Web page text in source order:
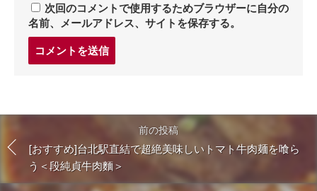
次回のコメントで使用するためブラウザーに自分の
名前、メールアドレス、サイトを保存する。
る
前の投稿
[おすすめ]台北駅直結で超絶美味しいトマト牛肉麺を喰ら
う＜段純貞牛肉麵＞